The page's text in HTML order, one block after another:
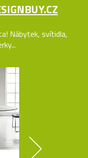
Nábytek, svítidla,